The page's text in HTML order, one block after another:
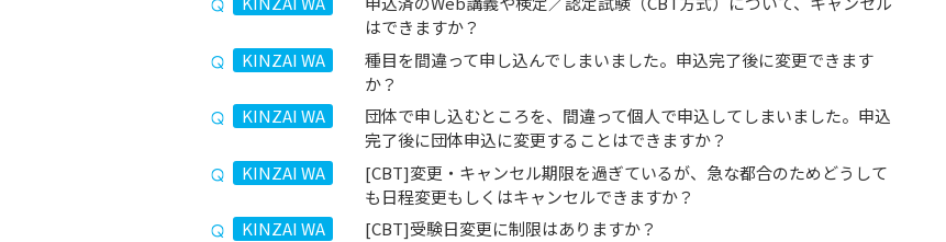
はできますか？
KINZAI WA
種目を間違って申し込んでしまいました。申込完了後に変更できます
か？
KINZAI WA
団体で申し込むところを、間違って個人で申込してしまいました。申込
完了後に団体申込に変更することはできますか？
KINZAI WA
[CBT]変更・キャンセル期限を過ぎているが、急な都合のためどうして
も日程変更もしくはキャンセルできますか？
KINZAI WA
[CBT]受験日変更に制限はありますか？